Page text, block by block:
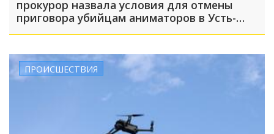
прокурор назвала условия для отмены
приговора убийцам аниматоров в Усть-
Лабинске
ПРОИСШЕСТВИЯ